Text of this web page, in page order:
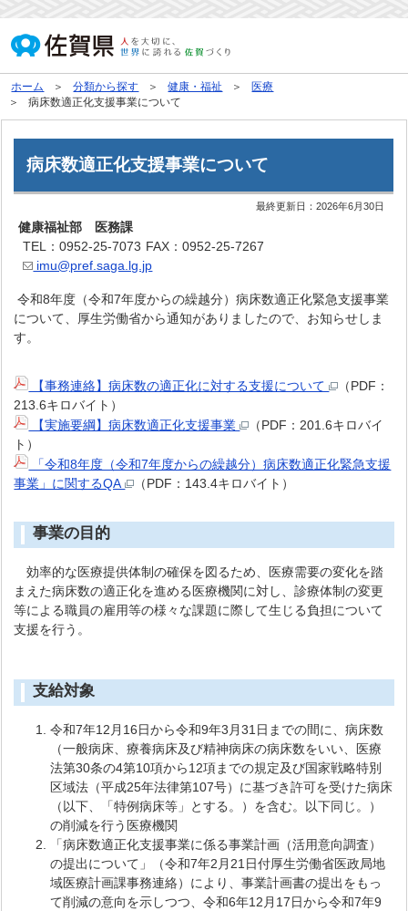
ホーム 分類から探す 健康・福祉
医療
病床数適正化支援事業について
病床数適正化支援事業について
最終更新日：2026年6月30日
健康福祉部 医務課
TEL：0952-25-7073 FAX：0952-25-7267
imu@pref.saga.lg.jp
令和8年度（令和7年度からの繰越分）病床数適正化緊急支援事業
について、厚生労働省から通知がありましたので、お知らせしま
す。
【事務連絡】病床数の適正化に対する支援について
（PDF：
213.6キロバイト）
【実施要綱】病床数適正化支援事業
（PDF：201.6キロバイ
ト）
「令和8年度（令和7年度からの繰越分）病床数適正化緊急支援
事業」に関するQA
（PDF：143.4キロバイト）
事業の目的
効率的な医療提供体制の確保を図るため、医療需要の変化を踏
まえた病床数の適正化を進める医療機関に対し、診療体制の変更
等による職員の雇用等の様々な課題に際して生じる負担について
支援を行う。
支給対象
令和7年12月16日から令和9年3月31日までの間に、病床数
（一般病床、療養病床及び精神病床の病床数をいい、医療
法第30条の4第10項から12項までの規定及び国家戦略特別
区域法（平成25年法律第107号）に基づき許可を受けた病床
（以下、「特例病床等」とする。）を含む。以下同じ。）
の削減を行う医療機関
「病床数適正化支援事業に係る事業計画（活用意向調査）
の提出について」（令和7年2月21日付厚生労働省医政局地
域医療計画課事務連絡）により、事業計画書の提出をもっ
て削減の意向を示しつつ、令和6年12月17日から令和7年9